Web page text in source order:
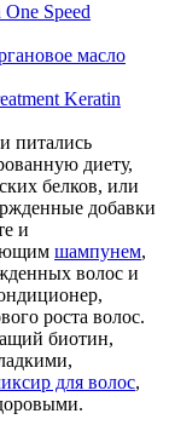
Speed
масло
Keratin
питались
диету,
белков, или
добавки
и
шампунем,
волос и
роста волос.
биотин,
для волос,